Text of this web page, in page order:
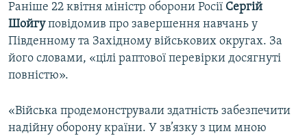
Раніше 22 квітня міністр оборони Росії Сергій
Шойгуповідомив про завершення навчань у
Південному та Західному військових округах. За
його словами, «цілі раптової перевірки досягнуті
повністю».
«Війська продемонстрували здатність забезпечити
надійну оборону країни. У зв’язку з цим мною